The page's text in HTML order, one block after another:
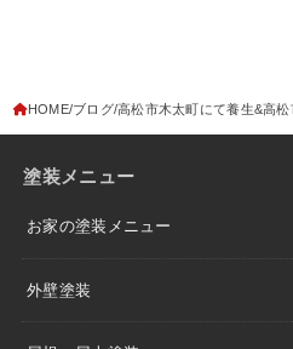
HOME ブログ 高松市木太町にて養生&高
塗装メニュー
お家の塗装メニュー
外壁塗装